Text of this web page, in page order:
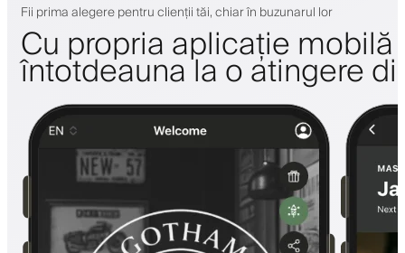
Fii prima alegere pentru clienții tăi, chiar în buzunarul lor
Cu propria aplicație mobilă
întotdeauna la o atingere